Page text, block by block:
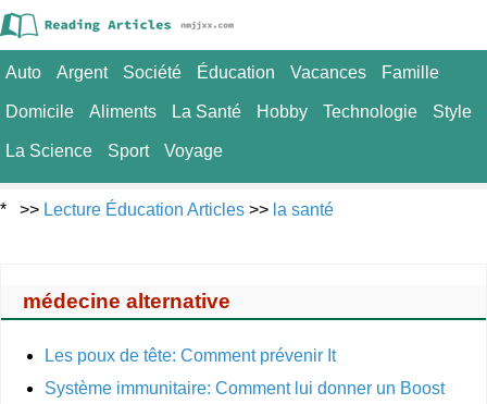
Auto Argent Société Éducation Vacances Famille
Domicile Aliments La Santé Hobby Technologie Style
La Science Sport Voyage
* >> Lecture Éducation Articles >> la santé
médecine alternative
Les poux de tête: Comment prévenir It
Système immunitaire: Comment lui donner un Boost